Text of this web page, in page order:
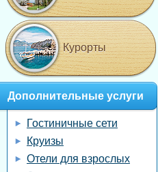
Курорты
Дополнительные услуги
Гостиничные сети
Круизы
Отели для взрослых